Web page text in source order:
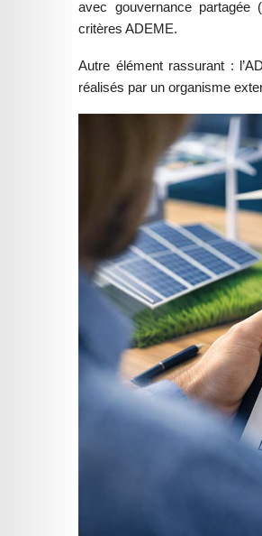
avec gouvernance partagée
critères ADEME.
Autre élément rassurant :
réalisés par un organisme